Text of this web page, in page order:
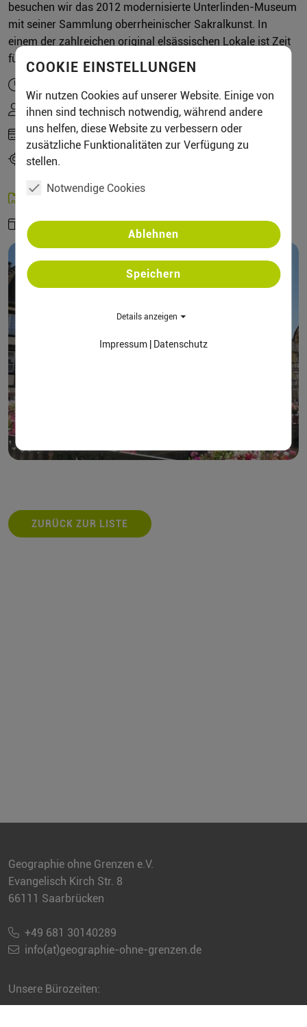
besuchen wir das 2012 modernisierte Unterlinden-Museum
mit seiner Sammlung oberrheinischer Sakralkunst. In
einem der zahlreichen original elsässischen Lokale ist Zeit
für eine individuelle Mittagspause.
Gabriele Sauer, Gästeführerin der Großregion
79,— € , GoG-Mitglieder 69,— €
SB, Europaallee (vor dem Parkhaus Eurobahnhof)
Organisatorische Hinweise
Fahrplan:https://www.saarfahrplan.de
ZURÜCK ZUR LISTE
Geographie ohne Grenzen e.V.
Evangelisch Kirch Str. 8
66111 Saarbrücken
+49 681 30140289
info(at)geographie-ohne-grenzen.de
Unsere Bürozeiten:
COOKIE EINSTELLUNGEN
Wir nutzen Cookies auf unserer Website. Einige von
ihnen sind technisch notwendig, während andere
uns helfen, diese Website zu verbessern oder
zusätzliche Funktionalitäten zur Verfügung zu
stellen.
Notwendige Cookies
Ablehnen
Speichern
Details anzeigen
Impressum Datenschutz